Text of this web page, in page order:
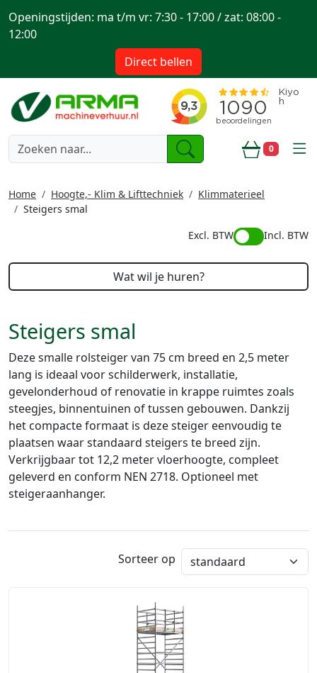
0
Openingstijden: ma t/m vr: 7:30 - 17:00 / zat: 08:00 -
12:00
Direct bellen
Home Hoogte,- Klim & Lifttechniek
Klimmaterieel
Steigers smal
Excl. BTW
Incl. BTW
Wat wil je huren?
Steigers smal
Deze smalle rolsteiger van 75 cm breed en 2,5 meter
lang is ideaal voor schilderwerk, installatie,
gevelonderhoud of renovatie in krappe ruimtes zoals
steegjes, binnentuinen of tussen gebouwen. Dankzij
het compacte formaat is deze steiger eenvoudig te
plaatsen waar standaard steigers te breed zijn.
Verkrijgbaar tot 12,2 meter vloerhoogte, compleet
geleverd en conform NEN 2718. Optioneel met
steigeraanhanger.
Sorteer op